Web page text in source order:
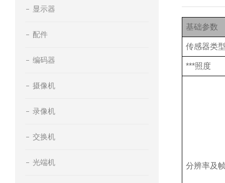
显示器
配件
编码器
摄像机
录像机
交换机
光端机
基础参数
传感器类
***照度
分辨率及